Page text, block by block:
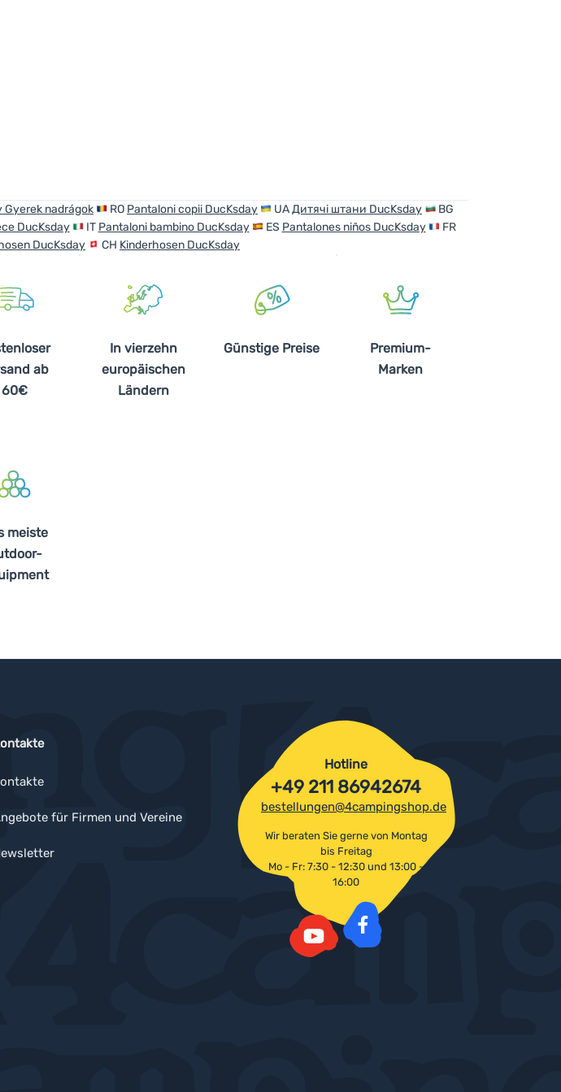
Rain pants Coral' hinzufügen
Gyerek nadrágok RO Pantaloni copii DucKsday UAДитячі штани DucKsday
BG
DucKsday IT Pantaloni bambino DucKsday ES Pantalones niños DucKsday
FR
DucKsday CH Kinderhosen DucKsday
ab
60€
In vierzehn
europäischen
Ländern
Günstige Preise
Premium-
Marken
meiste
für Firmen und Vereine
Hotline
+49 211 86942674
bestellungen@4campingshop.de
Wir beraten Sie gerne von Montag
bis Freitag
Mo - Fr: 7:30 - 12:30 und 13:00 -
16:00